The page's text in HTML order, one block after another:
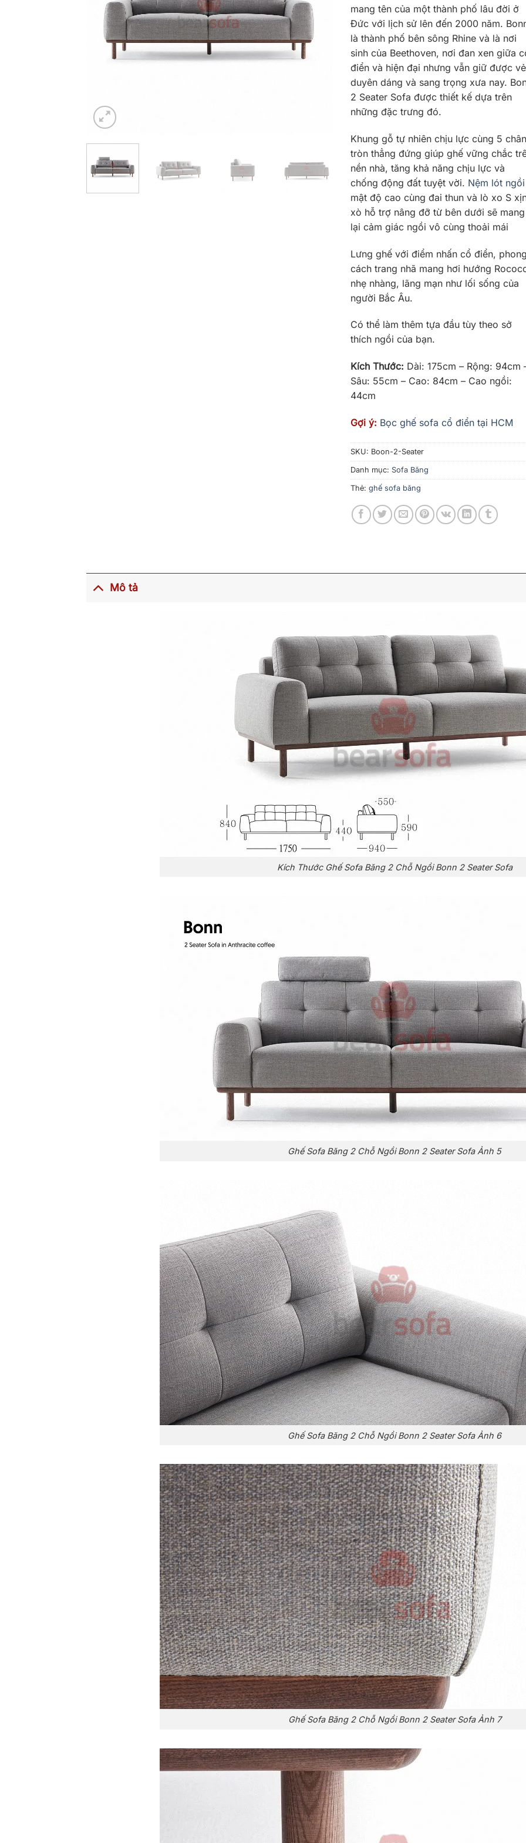
mang tên của một thành phố lâu đời ở
Đức với lịch sử lên đến 2000 năm.
là thành phố bên sông Rhine và là nơi
sinh của Beethoven, nơi đan xen giữa
điển và hiện đại nhưng vẫn giữ được vẻ
duyên dáng và sang trọng xưa nay.
2 Seater Sofa được thiết kế dựa trên
những đặc trưng đó.
Khung gỗ tự nhiên chịu lực cùng 5 chân
tròn thẳng đứng giúp ghế vững chắc
nền nhà, tăng khả năng chịu lực và
chống động đất tuyệt vời. Nệm lót ngồi
mật độ cao cùng đai thun và lò xo S
xò hỗ trợ nâng đỡ từ bên dưới sẽ mang
lại cảm giác ngồi vô cùng thoải mái
Lưng ghế với điểm nhấn cổ điển,
cách trang nhã mang hơi hướng
nhẹ nhàng, lãng mạn như lối sống của
người Bắc Âu.
Có thể làm thêm tựa đầu tùy theo sở
thích ngồi của bạn.
Kích Thước: Dài: 175cm – Rộng: 94cm
Sâu: 55cm – Cao: 84cm – Cao ngồi:
44cm
Gợi ý: Bọc ghế sofa cổ điển tại HCM
SKU: Boon-2-Seater
Danh mục: Sofa Băng
Thẻ: ghế sofa băng
Mô tả
Kích Thước Ghế Sofa Băng 2 Chỗ Ngồi Bonn 2 Seater Sofa
Ghế Sofa Băng 2 Chỗ Ngồi Bonn 2 Seater Sofa Ảnh 5
Ghế Sofa Băng 2 Chỗ Ngồi Bonn 2 Seater Sofa Ảnh 6
Ghế Sofa Băng 2 Chỗ Ngồi Bonn 2 Seater Sofa Ảnh 7